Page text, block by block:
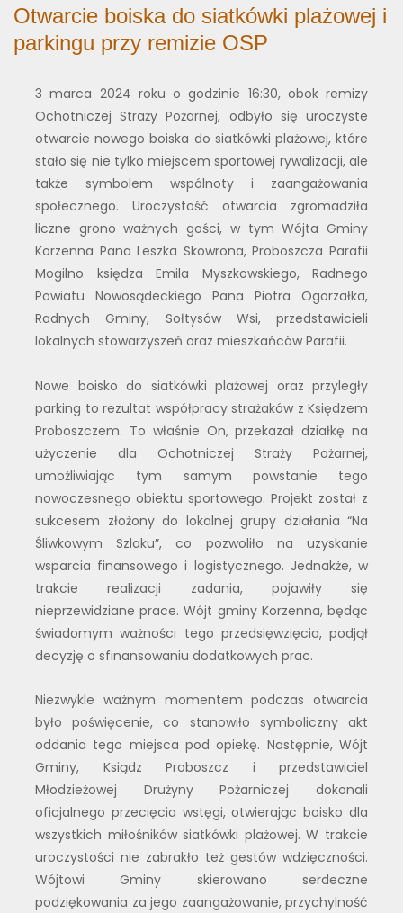
Otwarcie boiska do siatkówki plażowej i
parkingu przy remizie OSP
3 marca 2024 roku o godzinie 16:30, obok remizy
Ochotniczej Straży Pożarnej, odbyło się uroczyste
otwarcie nowego boiska do siatkówki plażowej, które
stało się nie tylko miejscem sportowej rywalizacji, ale
także symbolem wspólnoty i zaangażowania
społecznego. Uroczystość otwarcia zgromadziła
liczne grono ważnych gości, w tym Wójta Gminy
Korzenna Pana Leszka Skowrona, Proboszcza Parafii
Mogilno księdza Emila Myszkowskiego, Radnego
Powiatu Nowosądeckiego Pana Piotra Ogorzałka,
Radnych Gminy, Sołtysów Wsi, przedstawicieli
lokalnych stowarzyszeń oraz mieszkańców Parafii.
Nowe boisko do siatkówki plażowej oraz przyległy
parking to rezultat współpracy strażaków z Księdzem
Proboszczem. To właśnie On, przekazał działkę na
użyczenie dla Ochotniczej Straży Pożarnej,
umożliwiając tym samym powstanie tego
nowoczesnego obiektu sportowego. Projekt został z
sukcesem złożony do lokalnej grupy działania “Na
Śliwkowym Szlaku”, co pozwoliło na uzyskanie
wsparcia finansowego i logistycznego. Jednakże, w
trakcie realizacji zadania, pojawiły się
nieprzewidziane prace. Wójt gminy Korzenna, będąc
świadomym ważności tego przedsięwzięcia, podjął
decyzję o sfinansowaniu dodatkowych prac.
Niezwykle ważnym momentem podczas otwarcia
było poświęcenie, co stanowiło symboliczny akt
oddania tego miejsca pod opiekę. Następnie, Wójt
Gminy, Ksiądz Proboszcz i przedstawiciel
Młodzieżowej Drużyny Pożarniczej dokonali
oficjalnego przecięcia wstęgi, otwierając boisko dla
wszystkich miłośników siatkówki plażowej. W trakcie
uroczystości nie zabrakło też gestów wdzięczności.
Wójtowi Gminy skierowano serdeczne
podziękowania za jego zaangażowanie, przychylność